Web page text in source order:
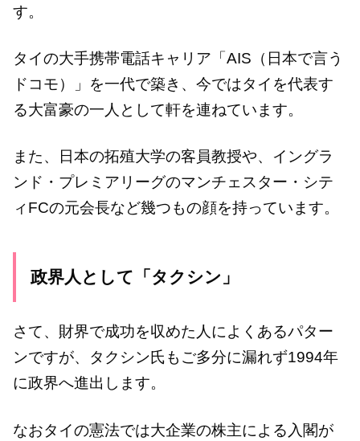
す。
タイの大手携帯電話キャリア「AIS（日本で言う
ドコモ）」を一代で築き、今ではタイを代表す
る大富豪の一人として軒を連ねています。
また、日本の拓殖大学の客員教授や、イングラ
ンド・プレミアリーグのマンチェスター・シテ
ィFCの元会長など幾つもの顔を持っています。
政界人として「タクシン」
さて、財界で成功を収めた人によくあるパター
ンですが、タクシン氏もご多分に漏れず1994年
に政界へ進出します。
なおタイの憲法では大企業の株主による入閣が